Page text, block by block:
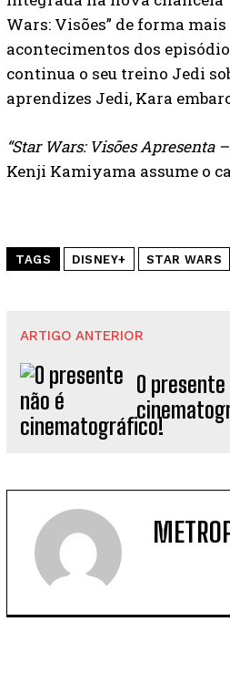
Wars: Visões” de forma
acontecimentos dos
continua o seu treino Jedi
aprendizes Jedi, Kara
“Star Wars: Visões Apresenta
Kenji Kamiyama assume o
TAGS DISNEY+ STAR WARS
ARTIGO ANTERIOR
O